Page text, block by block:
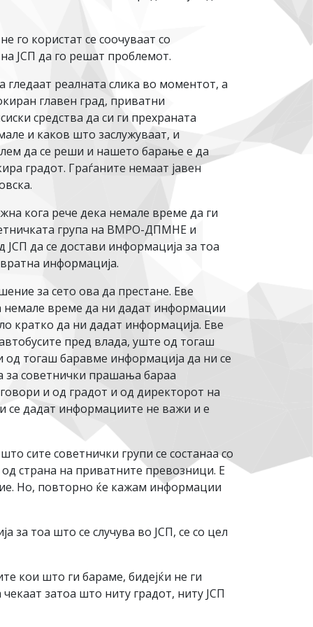
го користат се соочуваат со
ЈСП да го решат проблемот.
гледаат реалната слика во моментот, а
главен град, приватни
средства да си ги прехраната
и каков што заслужуваат, и
да се реши и нашето барање е да
градот. Граѓаните немаат јавен
кога рече дека немале време да ги
група на ВМРО-ДПМНЕ и
да се достави информација за тоа
информација.
за сето ова да престане. Еве
немале време да ни дадат информации
кратко да ни дадат информација. Еве
пред влада, уште од тогаш
од тогаш баравме информација да ни се
за советнички прашања бараа
и од градот и од директорот на
се дадат информациите не важи и е
сите советнички групи се состанаа со
страна на приватните превозници. Е
Но, повторно ќе кажам информации
за тоа што се случува во ЈСП, се со цел
кои што ги бараме, бидејќи не ги
затоа што ниту градот, ниту ЈСП